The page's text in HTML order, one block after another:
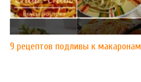
​9 рецептов подливы к макаронам